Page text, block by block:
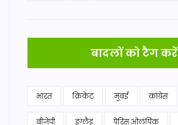
बादलों को टैग करें
भारत क्रिकेट मुंबई कांग्रेस
बीजेपी इंग्लैंड पेरिस ओलंपिक